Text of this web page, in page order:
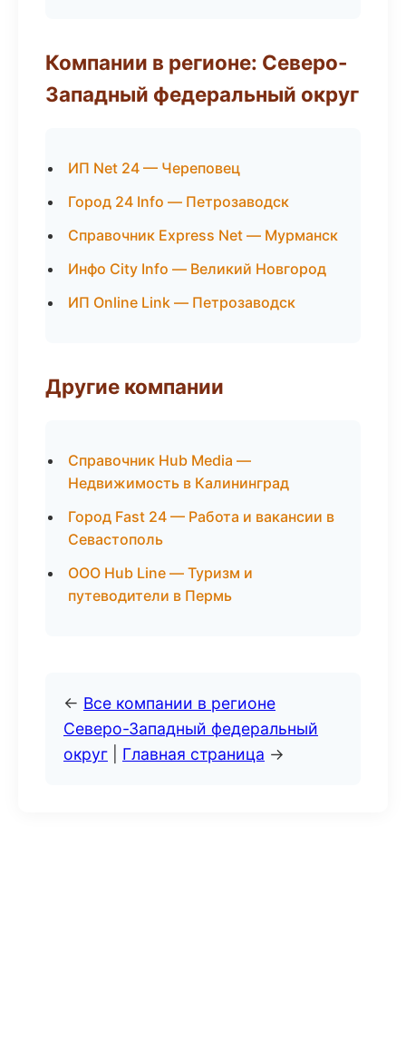
Компании в регионе: Северо-
Западный федеральный округ
ИП Net 24 — Череповец
Город 24 Info — Петрозаводск
Справочник Express Net — Мурманск
Инфо City Info — Великий Новгород
ИП Online Link — Петрозаводск
Другие компании
Справочник Hub Media —
Недвижимость в Калининград
Город Fast 24 — Работа и вакансии в
Севастополь
ООО Hub Line — Туризм и
путеводители в Пермь
← Все компании в регионе
Северо-Западный федеральный
округ
Главная страница →